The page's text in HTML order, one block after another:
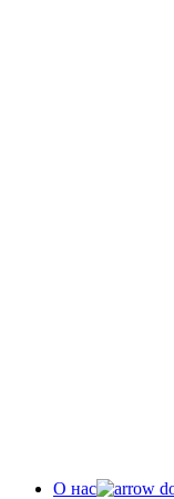
О нас